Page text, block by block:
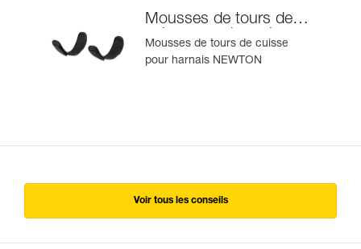
Mousses de tours de
cuisse pour harnais
NEWTON®
Mousses de tours de cuisse
pour harnais NEWTON
Voir tous les conseils